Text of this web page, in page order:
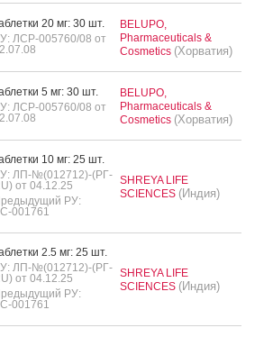
20 мг: 30 шт.
ЛСР-005760/08 от
BELUPO,
Pharmaceuticals &
Cosmetics (Хорватия)
5 мг: 30 шт.
ЛСР-005760/08 от
BELUPO,
Pharmaceuticals &
Cosmetics (Хорватия)
10 мг: 25 шт.
ЛП-№(012712)-(РГ-
от 04.12.25
РУ:
001761
SHREYA LIFE
SCIENCES (Индия)
2.5 мг: 25 шт.
ЛП-№(012712)-(РГ-
от 04.12.25
РУ:
001761
SHREYA LIFE
SCIENCES (Индия)